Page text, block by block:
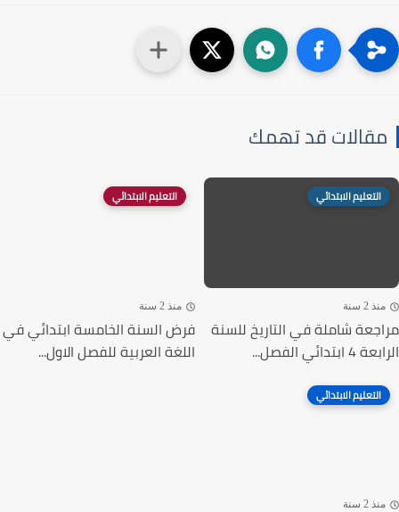
قد تهمك
التعليم الابتدائي
2 سنة
شاملة في التاريخ للسنة
الفصل...
التعليم الابتدائي
منذ 2 سنة
فرض السنة الخامسة ابتدائي في
اللغة العربية للفصل الاول...
التعليم الابتدائي
2 سنة